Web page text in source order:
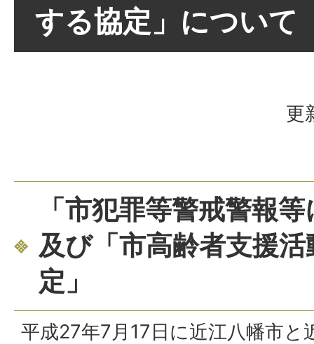
する協定」について
更
「市犯罪等警戒警報
及び「市高齢者支援
定」
平成27年7月17日に近江八幡市と